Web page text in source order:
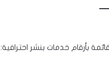
بأرقام خدمات بنشر احترافية: